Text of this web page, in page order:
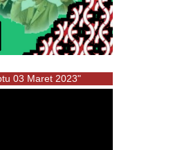
Sabtu 03 Maret 2023"